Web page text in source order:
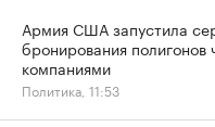
Армия США запустила
бронирования полигонов
компаниями
Политика, 11:53